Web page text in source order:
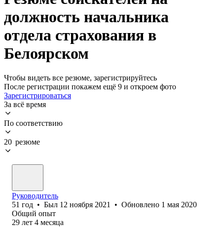
должность начальника
отдела страхования в
Белоярском
Чтобы видеть все резюме, зарегистрируйтесь
После регистрации покажем ещё 9 и откроем фото
Зарегистрироваться
За всё время
По соответствию
20 резюме
Руководитель
51 год • Был 12 ноября 2021 • Обновлено 1 мая 2020
Общий опыт
29 лет 4 месяца